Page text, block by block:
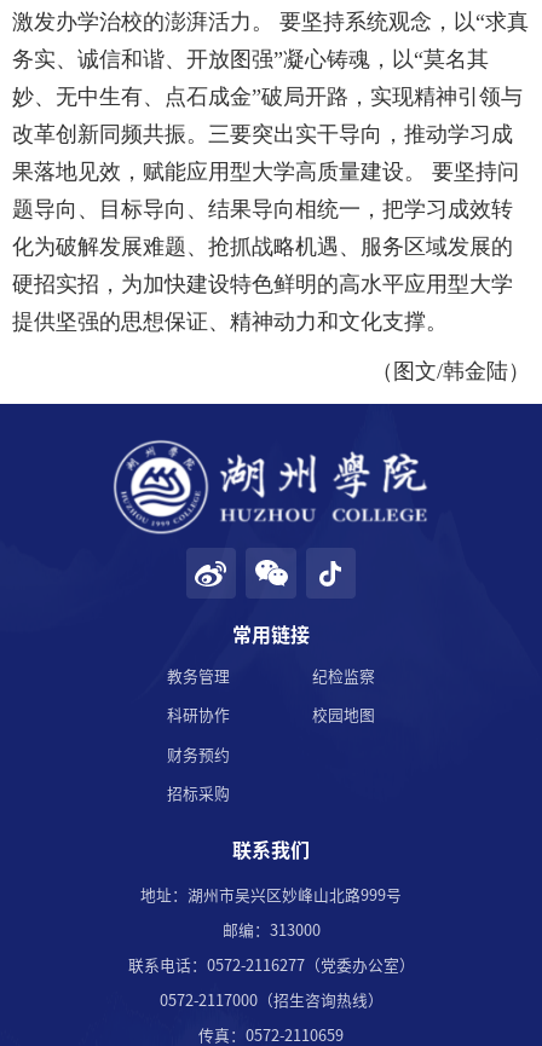
激发办学治校的澎湃活力。 要坚持系统观念，以“求真
务实、诚信和谐、开放图强”凝心铸魂，以“莫名其
妙、无中生有、点石成金”破局开路，实现精神引领与
改革创新同频共振。三要突出实干导向，推动学习成
果落地见效，赋能应用型大学高质量建设。 要坚持问
题导向、目标导向、结果导向相统一，把学习成效转
化为破解发展难题、抢抓战略机遇、服务区域发展的
硬招实招，为加快建设特色鲜明的高水平应用型大学
提供坚强的思想保证、精神动力和文化支撑。
（图文/韩金陆）
常用链接
教务管理
科研协作
财务预约
招标采购
纪检监察
校园地图
联系我们
地址：湖州市吴兴区妙峰山北路999号
邮编：313000
联系电话：0572-2116277（党委办公室）
0572-2117000（招生咨询热线）
传真：0572-2110659